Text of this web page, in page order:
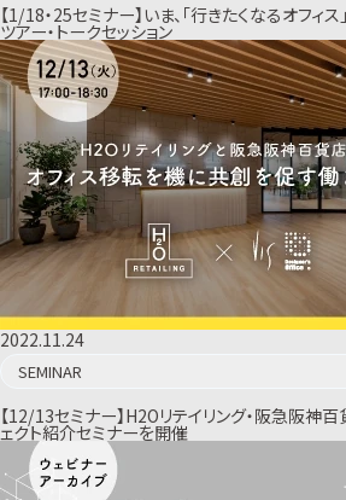
【1/18・25セミナー】いま、「行きたくなるオフィ
ツアー・トークセッション
2022.11.24
SEMINAR
【12/13セミナー】H2Oリテイリング・阪急阪神
ェクト紹介セミナーを開催